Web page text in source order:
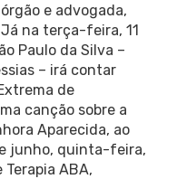
e advogada,
na terça-feira, 11
Paulo da Silva –
– irá contar
de
canção sobre a
Aparecida, ao
junho, quinta-feira,
ABA,